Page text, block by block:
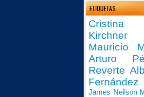
ETIQUETAS
Cristina
Kirchner
Mauricio
Arturo
Reverte
Fernández
James Neilson